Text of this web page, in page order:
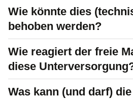
Wie könnte dies
behoben werden?
Wie reagiert der freie
diese
Was kann (und darf)